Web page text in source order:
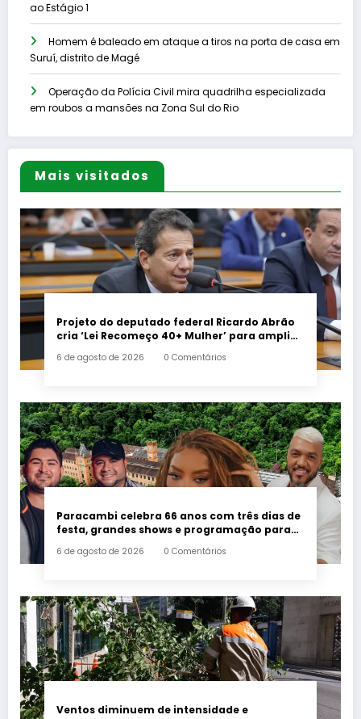
ao Estágio 1
Homem é baleado em ataque a tiros na porta de casa em
Suruí, distrito de Magé
Operação da Polícia Civil mira quadrilha especializada
em roubos a mansões na Zona Sul do Rio
Mais visitados
Projeto do deputado federal Ricardo Abrão
cria ‘Lei Recomeço 40+ Mulher’ para ampliar
preconceito por idade
6 de agosto de 2026 0 Comentários
Paracambi celebra 66 anos com três dias de
festa, grandes shows e programação para
6 de agosto de 2026 0 Comentários
Ventos diminuem de intensidade e